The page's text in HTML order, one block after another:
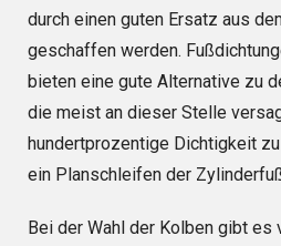
durch einen guten Ersatz aus
geschaffen werden.
bieten eine gute Alternative zu
die meist an dieser Stelle
hundertprozentige Dichtigkeit
ein Planschleifen der
Bei der Wahl der Kolben gibt es